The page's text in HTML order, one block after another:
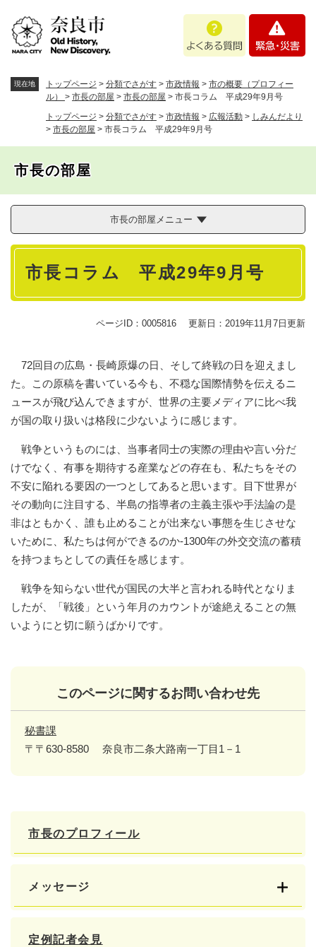
あ
問
・
現在地 トップページ > 分類でさがす > 市政情報 > 市の概要（プロフィー
ル） > 市長の部屋 > 市長の部屋 > 市長コラム 平成29年9月号
トップページ > 分類でさがす > 市政情報 > 広報活動 > しみんだより
> 市長の部屋 > 市長コラム 平成29年9月号
市長の部屋
市長の部屋メニュー
本
市長コラム 平成29年9月号
ページID：0005816 更新日：2019年11月7日更新
72回目の広島・長崎原爆の日、そして終戦の日を迎えまし
た。この原稿を書いている今も、不穏な国際情勢を伝えるニ
ュースが飛び込んできますが、世界の主要メディアに比べ我
が国の取り扱いは格段に少ないように感じます。
戦争というものには、当事者同士の実際の理由や言い分だ
けでなく、有事を期待する産業などの存在も、私たちをその
不安に陥れる要因の一つとしてあると思います。目下世界が
その動向に注目する、半島の指導者の主義主張や手法論の是
非はともかく、誰も止めることが出来ない事態を生じさせな
いために、私たちは何ができるのか-1300年の外交交流の蓄積
を持つまちとしての責任を感じます。
戦争を知らない世代が国民の大半と言われる時代となりま
したが、「戦後」という年月のカウントが途絶えることの無
いようにと切に願うばかりです。
このページに関するお問い合わせ先
秘書課
〒〒630-8580
奈良市二条大路南一丁目1－1
市長のプロフィール
メッセージ
定例記者会見